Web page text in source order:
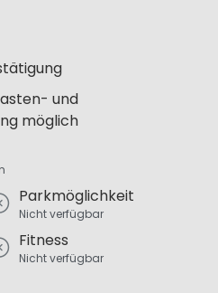
und
möglich
Parkmöglichkeit
Nicht verfügbar
Fitness
Nicht verfügbar